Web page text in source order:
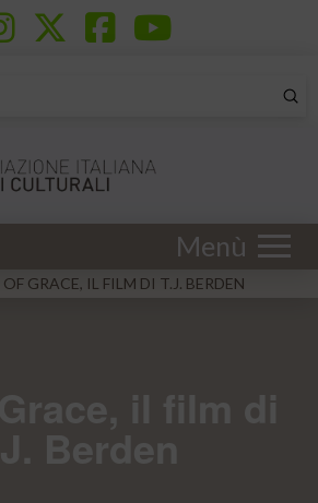
Menù
OF GRACE, IL FILM DI T.J. BERDEN